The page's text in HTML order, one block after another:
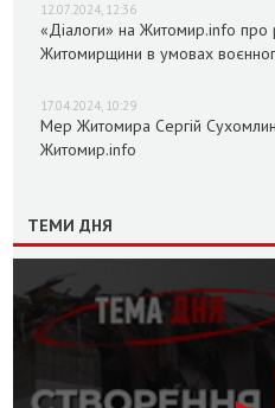
12.07.2024, 12:36
«Діалоги» на Житомир.info про
Житомирщини в умовах
17.04.2024, 10:29
Мер Житомира Сергій
Житомир.info
ТЕМИ ДНЯ